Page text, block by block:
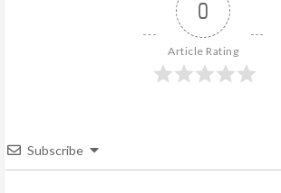
a
d
0
Article Rating
Subscribe